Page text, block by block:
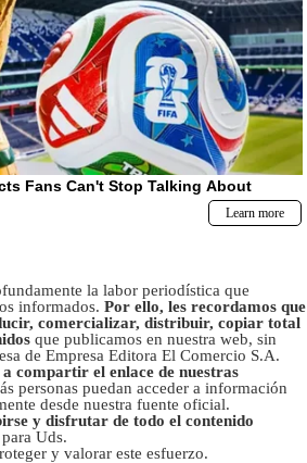
la labor periodística que
informados. Por ello, les recordamos que
comercializar, distribuir, copiar total
que publicamos en nuestra web, sin
de Empresa Editora El Comercio S.A.
compartir el enlace de nuestras
personas puedan acceder a información
desde nuestra fuente oficial.
y disfrutar de todo el contenido
Uds.
y valorar este esfuerzo.